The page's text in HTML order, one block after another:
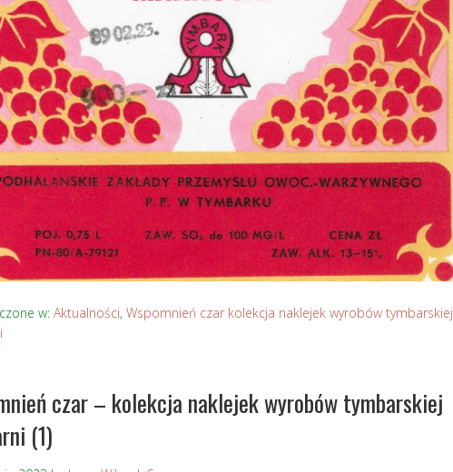
w: Aktualności, Wspomnień czar kolekcja naklejek wyrobów tymbarskiej
czar – kolekcja naklejek wyrobów tymbarskiej
(1)